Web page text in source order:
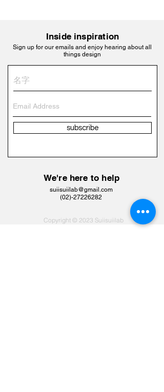
Inside inspiration
Sign up for our emails and enjoy hearing about all
things design
subscribe
We're here to help
suiisuiilab@gmail.com
​(02)-27226282
Copyright © 2023 Suiisuiilab